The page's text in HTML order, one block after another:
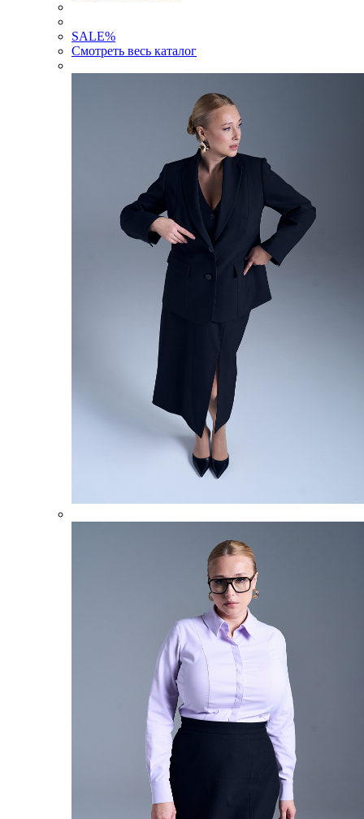
SALE%
Смотреть весь каталог